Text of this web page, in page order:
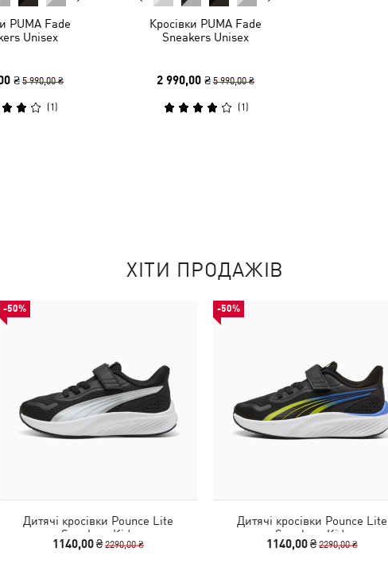
PUMA Fade
Unisex
₴ 5 990,00 ₴
(1 )
Кросівки PUMA Fade
Sneakers Unisex
2 990,00 ₴ 5 990,00 ₴
(1 )
ХІТИ ПРОДАЖІВ
-50%
Дитячі кросівки Pounce Lite
Sneakers Kids
1140,00 ₴2290,00 ₴
-50%
Дитячі кросівки Pounce Lite
Sneakers Kids
1140,00 ₴2290,00 ₴